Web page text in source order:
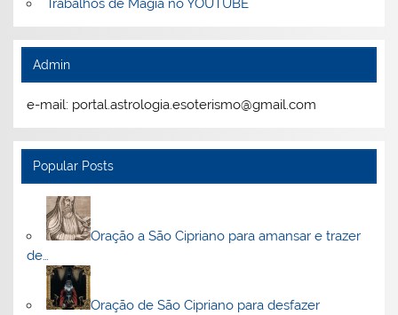
Trabalhos de Magia no YOUTUBE
Admin
e-mail: portal.astrologia.esoterismo@gmail.com
Popular Posts
Oração a São Cipriano para amansar e trazer
de…
Oração de São Cipriano para desfazer